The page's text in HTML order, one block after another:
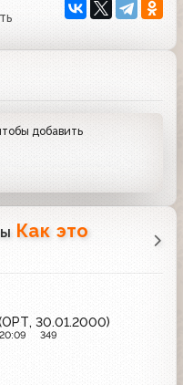
добавить
Как это
30.01.2000)
349